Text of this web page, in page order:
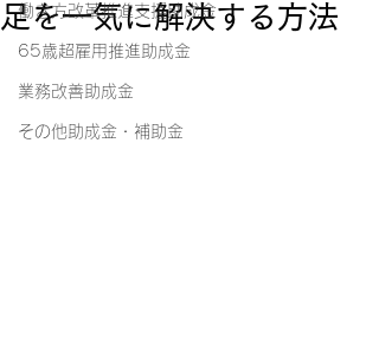
働き方改革推進支援助成金
65歳超雇用推進助成金
業務改善助成金
その他助成金・補助金
足を一気に解決する方法